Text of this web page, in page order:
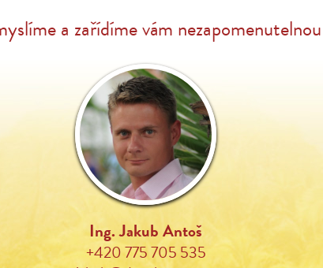
a zařídíme vám
Ing. Jakub Antoš
+420 775 705 535